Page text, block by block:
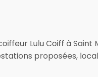
Lulu Coiff à
proposées,